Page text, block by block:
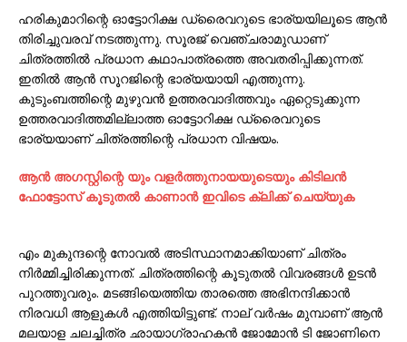
ഹരികുമാറിന്റെ ഓട്ടോറിക്ഷ ഡ്രൈവറുടെ ഭാര്യയിലൂടെ ആൻ
തിരിച്ചുവരവ് നടത്തുന്നു. സൂരജ് വെഞ്ചരാമുഡാണ്
ചിത്രത്തിൽ പ്രധാന കഥാപാത്രത്തെ അവതരിപ്പിക്കുന്നത്.
ഇതിൽ ആൻ സൂറജിന്റെ ഭാര്യയായി എത്തുന്നു.
കുടുംബത്തിന്റെ മുഴുവൻ ഉത്തരവാദിത്തവും ഏറ്റെടുക്കുന്ന
ഉത്തരവാദിത്തമില്ലാത്ത ഓട്ടോറിക്ഷ ഡ്രൈവറുടെ
ഭാര്യയാണ് ചിത്രത്തിന്റെ പ്രധാന വിഷയം.
ആന്‍ അഗസ്റ്റിന്റെ യും വളര്‍ത്തുനായയുടെയും കിടിലന്‍
ഫോട്ടോസ് കൂടുതല്‍ കാണാന്‍ ഇവിടെ ക്ലിക്ക് ചെയ്യുക
എം മുകുന്ദന്റെ നോവൽ അടിസ്ഥാനമാക്കിയാണ് ചിത്രം
നിർമ്മിച്ചിരിക്കുന്നത്. ചിത്രത്തിന്റെ കൂടുതൽ വിവരങ്ങൾ ഉടൻ
പുറത്തുവരും. മടങ്ങിയെത്തിയ താരത്തെ അഭിനന്ദിക്കാൻ
നിരവധി ആളുകൾ എത്തിയിട്ടുണ്ട്. നാല് വർഷം മുമ്പാണ് ആൻ
മലയാള ചലച്ചിത്ര ഛായാഗ്രാഹകൻ ജോമോൻ ടി ജോണിനെ